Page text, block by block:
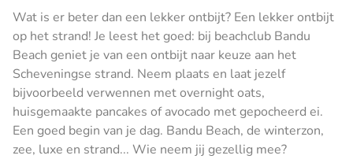
Wat is er beter dan een lekker ontbijt? Een lekker ontbijt
op het strand! Je leest het goed: bij beachclub Bandu
Beach geniet je van een ontbijt naar keuze aan het
Scheveningse strand. Neem plaats en laat jezelf
bijvoorbeeld verwennen met overnight oats,
huisgemaakte pancakes of avocado met gepocheerd ei.
Een goed begin van je dag. Bandu Beach, de winterzon,
zee, luxe en strand... Wie neem jij gezellig mee?